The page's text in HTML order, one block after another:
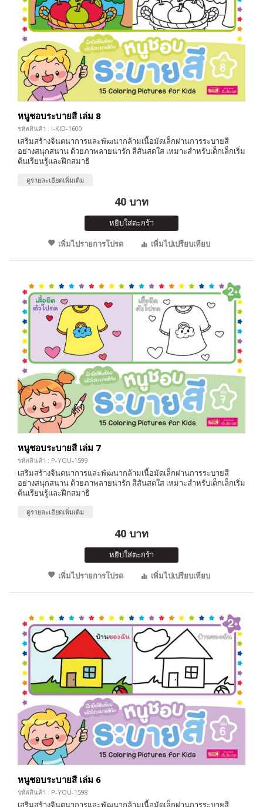
หนูชอบระบายสี เล่ม 8
รหัสสินค้า : I-KID-1600
เสริมสร้างจินตนาการและพัฒนากล้ามเนื้อมัดเล็กผ่านการระบายสี
อย่างสนุกสนาน ด้วยภาพลายน่ารัก สีสันสดใส เหมาะสำหรับเด็กเล็กเริ่ม
ต้นเรียนรู้และฝึกสมาธิ
ดูรายละเอียดเพิ่มเติม
40 บาท
หยิบใส่ตะกร้า
เพิ่มไปรายการโปรด
เพิ่มไปเปรียบเทียบ
หนูชอบระบายสี เล่ม 7
รหัสสินค้า : P-YOU-1599
เสริมสร้างจินตนาการและพัฒนากล้ามเนื้อมัดเล็กผ่านการระบายสี
อย่างสนุกสนาน ด้วยภาพลายน่ารัก สีสันสดใส เหมาะสำหรับเด็กเล็กเริ่ม
ต้นเรียนรู้และฝึกสมาธิ
ดูรายละเอียดเพิ่มเติม
40 บาท
หยิบใส่ตะกร้า
เพิ่มไปรายการโปรด
เพิ่มไปเปรียบเทียบ
หนูชอบระบายสี เล่ม 6
รหัสสินค้า : P-YOU-1598
เสริมสร้างจินตนาการและพัฒนากล้ามเนื้อมัดเล็กผ่านการระบายสี